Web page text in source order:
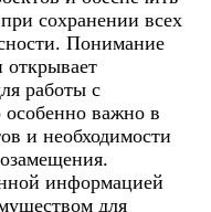
сохранении всех
Понимание
открывает
работы с
важно в
и необходимости
информацией
для